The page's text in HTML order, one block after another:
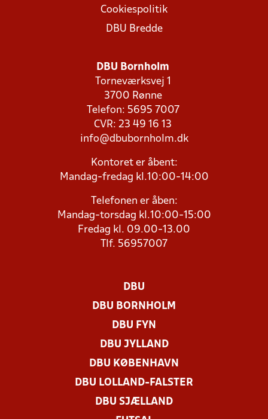
Cookiespolitik
DBU Bredde
DBU Bornholm
Torneværksvej 1
3700 Rønne
Telefon: 5695 7007
CVR: 23 49 16 13
info@dbubornholm.dk
Kontoret er åbent:
Mandag-fredag kl.10:00-14:00
Telefonen er åben:
Mandag-torsdag kl.10:00-15:00
Fredag kl. 09.00-13.00
Tlf. 56957007
DBU
DBU BORNHOLM
DBU FYN
DBU JYLLAND
DBU KØBENHAVN
DBU LOLLAND-FALSTER
DBU SJÆLLAND